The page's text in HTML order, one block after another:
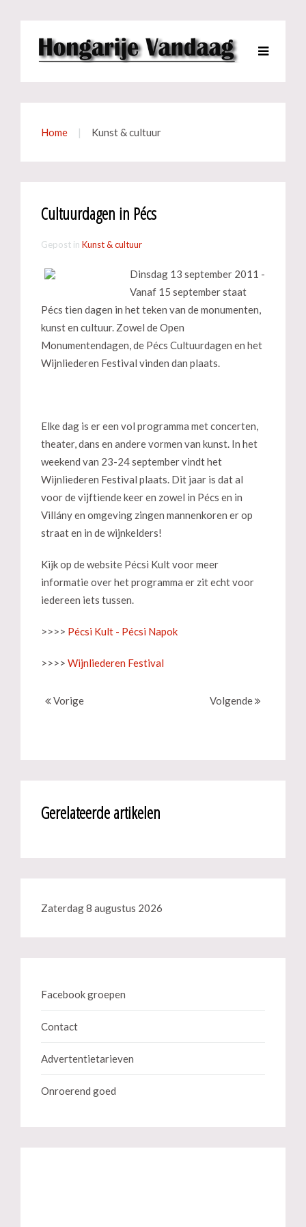
Home Kunst & cultuur
Cultuurdagen in Pécs
Gepost in Kunst & cultuur
Dinsdag 13 september 2011 -
Vanaf 15 september staat
Pécs tien dagen in het teken van de monumenten,
kunst en cultuur. Zowel de Open
Monumentendagen, de Pécs Cultuurdagen en het
Wijnliederen Festival vinden dan plaats.
Elke dag is er een vol programma met concerten,
theater, dans en andere vormen van kunst. In het
weekend van 23-24 september vindt het
Wijnliederen Festival plaats. Dit jaar is dat al
voor de vijftiende keer en zowel in Pécs en in
Villány en omgeving zingen mannenkoren er op
straat en in de wijnkelders!
Kijk op de website Pécsi Kult voor meer
informatie over het programma er zit echt voor
iedereen iets tussen.
>>>> Pécsi Kult - Pécsi Napok
>>>> Wijnliederen Festival
Vorige Volgende
Gerelateerde artikelen
Zaterdag 8 augustus 2026
Facebook groepen
Contact
Advertentietarieven
Onroerend goed